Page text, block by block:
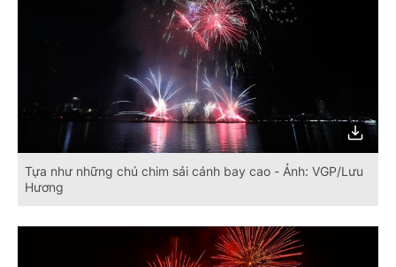
Tựa như những chú chim sải cánh bay cao - Ảnh: VGP/Lưu
Hương